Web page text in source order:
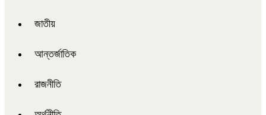
জাতীয়
আন্তর্জাতিক
রাজনীতি